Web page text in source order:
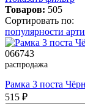
Товаров: 505
Сортировать по:
популярности
066743
распродажа
Рамка 3 поста
515 ₽